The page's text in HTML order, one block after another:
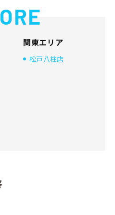
関東エリア
松戸八柱店